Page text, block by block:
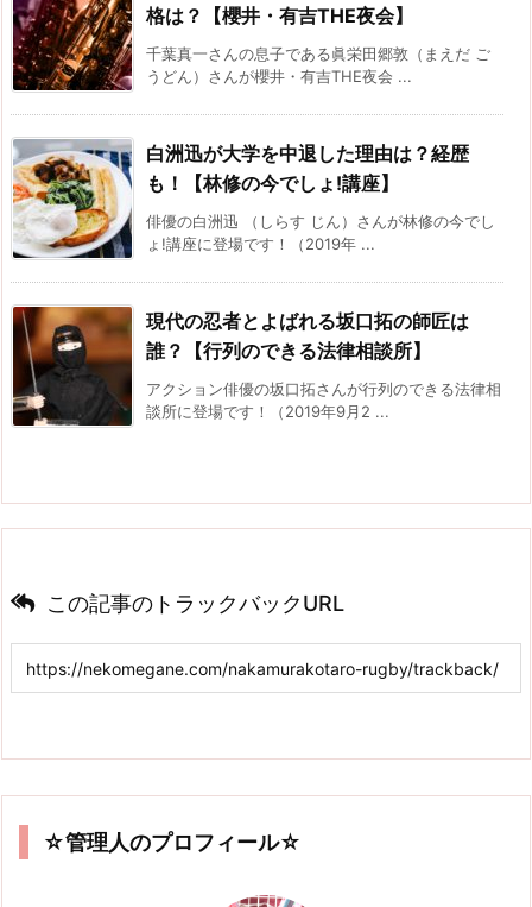
格は？【櫻井・有吉THE夜会】
千葉真一さんの息子である眞栄田郷敦（まえだ ご
うどん）さんが櫻井・有吉THE夜会 ...
白洲迅が大学を中退した理由は？経歴
も！【林修の今でしょ!講座】
俳優の白洲迅 （しらす じん）さんが林修の今でし
ょ!講座に登場です！（2019年 ...
現代の忍者とよばれる坂口拓の師匠は
誰？【行列のできる法律相談所】
アクション俳優の坂口拓さんが行列のできる法律相
談所に登場です！（2019年9月2 ...
この記事のトラックバックURL
☆管理人のプロフィール☆